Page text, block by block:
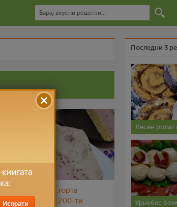
Сладолед торта
(Јубилеен 200-ти
Последни 3
Лесен ролат
Урнебес